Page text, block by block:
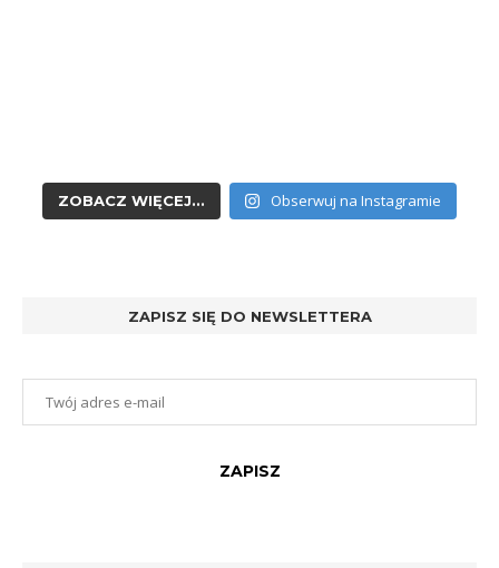
ZOBACZ WIĘCEJ... Obserwuj na Instagramie
ZAPISZ SIĘ DO NEWSLETTERA